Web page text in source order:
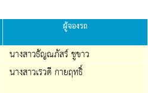
ผู้จองรถ
นางสาวธัญณภัสร์ ชูขาว
นางสาวเรวดี กายฤทธิ์